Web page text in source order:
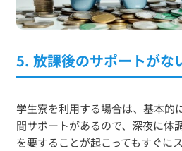
5. 放課後のサポートがな
学生寮を利用する場合は、基本的
間サポートがあるので、深夜に体
を要することが起こってもすぐに